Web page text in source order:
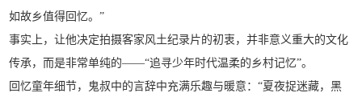
如故乡值得回忆。”
事实上，让他决定拍摄客家风土纪录片的初衷，并非意义重大的文化
传承，而是非常单纯的——“追寻少年时代温柔的乡村记忆”。
回忆童年细节，鬼叔中的言辞中充满乐趣与暖意：“夏夜捉迷藏，黑